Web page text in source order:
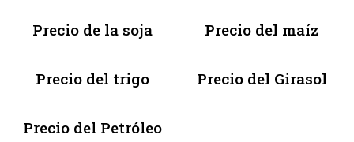
Precio de la soja Precio del maíz
Precio del trigo Precio del Girasol
Precio del Petróleo